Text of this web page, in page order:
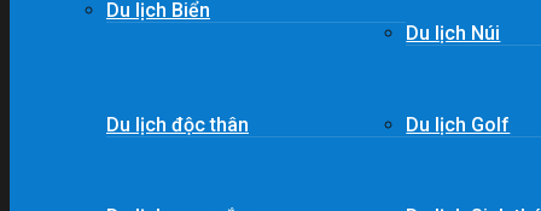
Du lịch Biển
Du lịch Núi
Du lịch độc thân Du lịch Golf